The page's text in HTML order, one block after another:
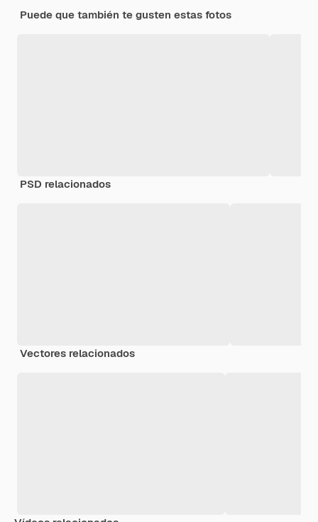
Puede que también te gusten estas fotos
PSD relacionados
Vectores relacionados